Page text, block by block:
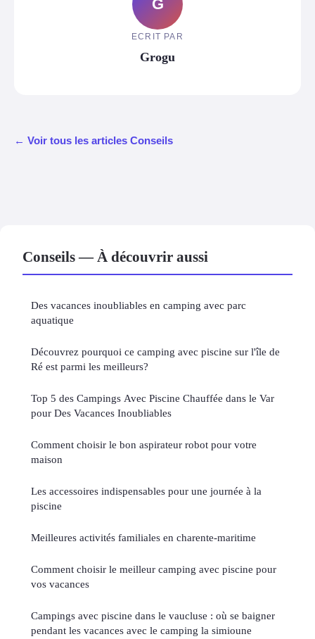
G
ECRIT PAR
Grogu
← Voir tous les articles Conseils
Conseils — À découvrir aussi
Des vacances inoubliables en camping avec parc
aquatique
Découvrez pourquoi ce camping avec piscine sur l'île de
Ré est parmi les meilleurs?
Top 5 des Campings Avec Piscine Chauffée dans le Var
pour Des Vacances Inoubliables
Comment choisir le bon aspirateur robot pour votre
maison
Les accessoires indispensables pour une journée à la
piscine
Meilleures activités familiales en charente-maritime
Comment choisir le meilleur camping avec piscine pour
vos vacances
Campings avec piscine dans le vaucluse : où se baigner
pendant les vacances avec le camping la simioune